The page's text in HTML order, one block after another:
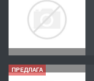
ПРЕДЛАГА